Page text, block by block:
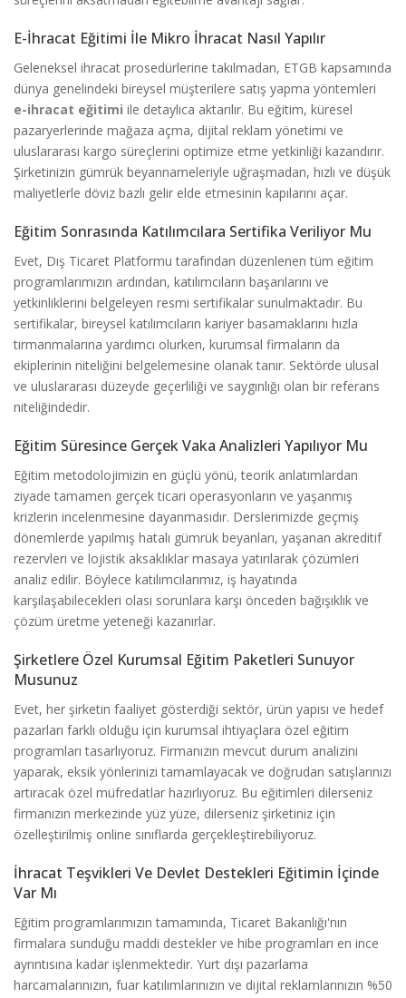
E-İhracat Eğitimi İle Mikro İhracat Nasıl Yapılır
Geleneksel ihracat prosedürlerine takılmadan, ETGB kapsamında
dünya genelindeki bireysel müşterilere satış yapma yöntemleri
e-ihracat eğitimi ile detaylıca aktarılır. Bu eğitim, küresel
pazaryerlerinde mağaza açma, dijital reklam yönetimi ve
uluslararası kargo süreçlerini optimize etme yetkinliği kazandırır.
Şirketinizin gümrük beyannameleriyle uğraşmadan, hızlı ve düşük
maliyetlerle döviz bazlı gelir elde etmesinin kapılarını açar.
Eğitim Sonrasında Katılımcılara Sertifika Veriliyor Mu
Evet, Dış Ticaret Platformu tarafından düzenlenen tüm eğitim
programlarımızın ardından, katılımcıların başarılarını ve
yetkinliklerini belgeleyen resmi sertifikalar sunulmaktadır. Bu
sertifikalar, bireysel katılımcıların kariyer basamaklarını hızla
tırmanmalarına yardımcı olurken, kurumsal firmaların da
ekiplerinin niteliğini belgelemesine olanak tanır. Sektörde ulusal
ve uluslararası düzeyde geçerliliği ve saygınlığı olan bir referans
niteliğindedir.
Eğitim Süresince Gerçek Vaka Analizleri Yapılıyor Mu
Eğitim metodolojimizin en güçlü yönü, teorik anlatımlardan
ziyade tamamen gerçek ticari operasyonların ve yaşanmış
krizlerin incelenmesine dayanmasıdır. Derslerimizde geçmiş
dönemlerde yapılmış hatalı gümrük beyanları, yaşanan akreditif
rezervleri ve lojistik aksaklıklar masaya yatırılarak çözümleri
analiz edilir. Böylece katılımcılarımız, iş hayatında
karşılaşabilecekleri olası sorunlara karşı önceden bağışıklık ve
çözüm üretme yeteneği kazanırlar.
Şirketlere Özel Kurumsal Eğitim Paketleri Sunuyor
Musunuz
Evet, her şirketin faaliyet gösterdiği sektör, ürün yapısı ve hedef
pazarları farklı olduğu için kurumsal ihtiyaçlara özel eğitim
programları tasarlıyoruz. Firmanızın mevcut durum analizini
yaparak, eksik yönlerinizi tamamlayacak ve doğrudan satışlarınızı
artıracak özel müfredatlar hazırlıyoruz. Bu eğitimleri dilerseniz
firmanızın merkezinde yüz yüze, dilerseniz şirketiniz için
özelleştirilmiş online sınıflarda gerçekleştirebiliyoruz.
İhracat Teşvikleri Ve Devlet Destekleri Eğitimin İçinde
Var Mı
Eğitim programlarımızın tamamında, Ticaret Bakanlığı'nın
firmalara sunduğu maddi destekler ve hibe programları en ince
ayrıntısına kadar işlenmektedir. Yurt dışı pazarlama
harcamalarınızın, fuar katılımlarınızın ve dijital reklamlarınızın %50